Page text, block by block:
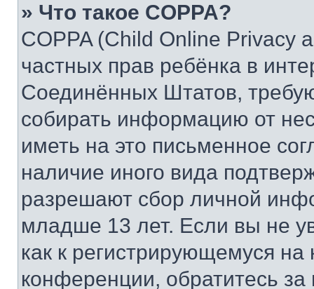
» Что такое COPPA?
COPPA (Child Online Privacy
частных прав ребёнка в
Соединённых Штатов,
собирать информацию от
иметь на это письменное
наличие иного вида
разрешают сбор личной
младше 13 лет. Если вы не
как к регистрирующемуся
конференции, обратитесь